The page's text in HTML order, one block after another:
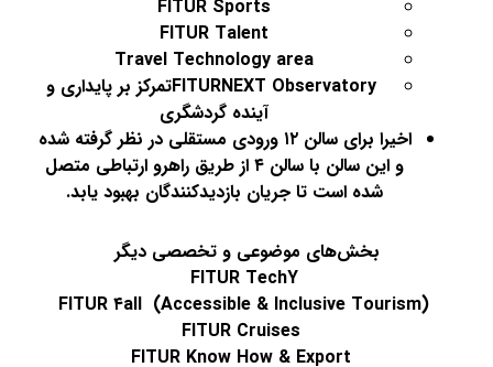
FITUR Sports
FITUR Talent
Travel Technology area
FITURNEXT Observatoryتمرکز بر پایداری و
آینده گردشگری
اخیرا برای سالن ۱۲ ورودی مستقلی در نظر گرفته شده
و این سالن با سالن ۴ از طریق راهرو ارتباطی متصل
شده است تا جریان بازدیدکنندگان بهبود یابد.
بخش‌های موضوعی و تخصصی دیگر
FITUR TechY